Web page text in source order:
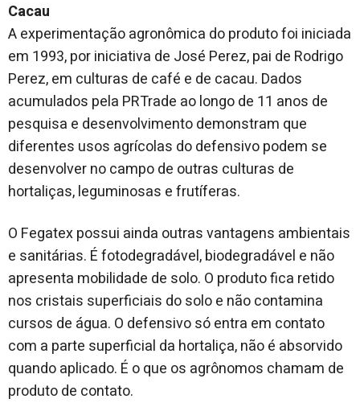
Cacau
A experimentação agronômica do produto foi iniciada
em 1993, por iniciativa de José Perez, pai de Rodrigo
Perez, em culturas de café e de cacau. Dados
acumulados pela PRTrade ao longo de 11 anos de
pesquisa e desenvolvimento demonstram que
diferentes usos agrícolas do defensivo podem se
desenvolver no campo de outras culturas de
hortaliças, leguminosas e frutíferas.
O Fegatex possui ainda outras vantagens ambientais
e sanitárias. É fotodegradável, biodegradável e não
apresenta mobilidade de solo. O produto fica retido
nos cristais superficiais do solo e não contamina
cursos de água. O defensivo só entra em contato
com a parte superficial da hortaliça, não é absorvido
quando aplicado. É o que os agrônomos chamam de
produto de contato.